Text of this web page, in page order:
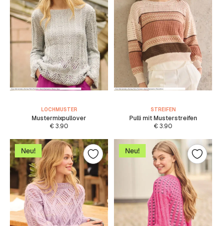
LOCHMUSTER
Mustermixpullover
€3.90
STREIFEN
Pulli mit Musterstreifen
€3.90